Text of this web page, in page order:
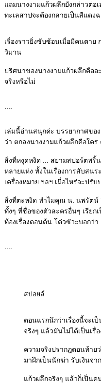
ถมนางงามแก้วผลึกยังกล่าวต่อ
ทะเลสาปจะต้องกลายเป็นสีแดง
เรื่องราวยิ่งซับซ้อนเมื่อมีคนตา
วิมาน
ปริศนาของนางงามแก้วผลึกคือ
จริงหรือไม่
เล่มนี้อ่านสนุกค่ะ บรรยากาศขอ
ว่า ตกลงนางงามแก้วผลึกคือใคร
สิ่งที่หงุดหงิด ... สยามสปอร์ตพริ้
หลายแห่ง ทั้งในเรื่องการสับสนร
เครื่องหมาย ฯลฯ เมื่อไหร่จะปรับ
สิ่งที่ตะหงิด ทำไมคุณ น. นพรัตน์
ทั้งๆ ที่ชื่อของตัวละครอื่นๆ เรียก
ท้องเรื่องตอนต้น โต่วซัวะบอกว่
สปอยล์
ตอนแรกนึกว่าเรื่องนี้จะเ
จริงๆ แล้วมันไม่ได้เป็นเรื่
ความจริงปรากฎตอนท้าย
มาฝึกเป็นนักฆ่า รับเงินจา
ก้วผลึกจริงๆ แล้วก็เป็นค